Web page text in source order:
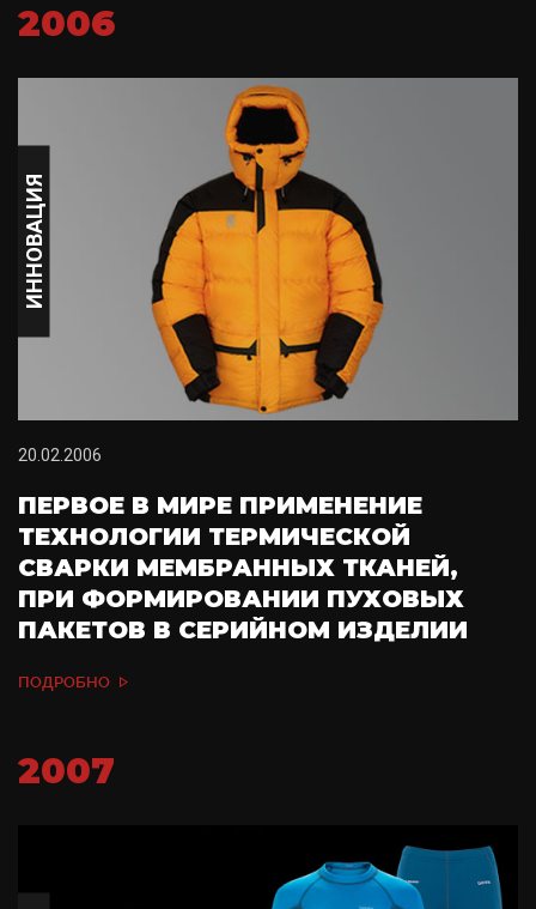
2006
ИННОВАЦИЯ
20.02.2006
ПЕРВОЕ В МИРЕ ПРИМЕНЕНИЕ
ТЕХНОЛОГИИ ТЕРМИЧЕСКОЙ
СВАРКИ МЕМБРАННЫХ ТКАНЕЙ,
ПРИ ФОРМИРОВАНИИ ПУХОВЫХ
ПАКЕТОВ В СЕРИЙНОМ ИЗДЕЛИИ
ПОДРОБНО
2007